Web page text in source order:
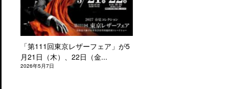
「第111回東京レザーフェア」が5
月21日（木）、22日（金...
2026年5月7日